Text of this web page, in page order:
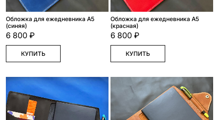
Обложка для ежедневника А5
(синяя)
6 800 ₽
КУПИТЬ
Обложка для ежедневника А5
(красная)
6 800 ₽
КУПИТЬ